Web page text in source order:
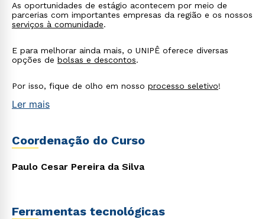
As oportunidades de estágio acontecem por meio de
parcerias com importantes empresas da região e os nossos
serviços à comunidade.
E para melhorar ainda mais, o UNIPÊ oferece diversas
opções de bolsas e descontos.
Por isso, fique de olho em nosso processo seletivo!
Ler mais
Coordenação do Curso
Paulo Cesar Pereira da Silva
Ferramentas tecnológicas